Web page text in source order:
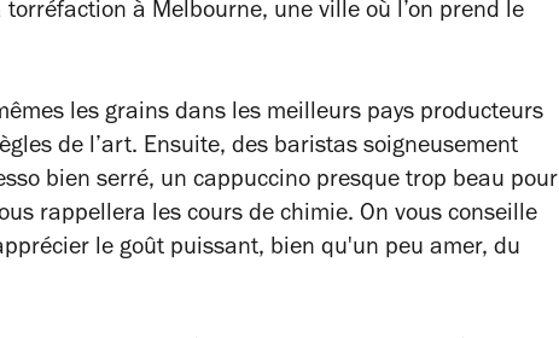
à Melbourne, une ville où l’on prend le
les grains dans les meilleurs pays producteurs
de l’art. Ensuite, des baristas soigneusement
bien serré, un cappuccino presque trop beau pour
rappellera les cours de chimie. On vous conseille
le goût puissant, bien qu'un peu amer, du